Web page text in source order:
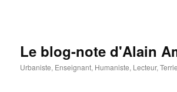
Le blog-note d'Alain
Urbaniste, Enseignant, Humaniste, Lecteur,